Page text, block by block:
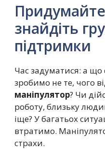
знайдіть
підтримки
Час задуматися: а
зробимо не те, чого
маніпулятор? Чи
роботу, близьку
іще? У багатьох
втратимо.
страхи.